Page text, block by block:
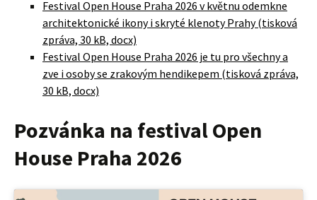
Festival Open House Praha 2026 v květnu odemkne
architektonické ikony i skryté klenoty Prahy (tisková
zpráva, 30 kB, docx)
Festival Open House Praha 2026 je tu pro všechny a
zve i osoby se zrakovým hendikepem (tisková zpráva,
30 kB, docx)
Pozvánka na festival Open
House Praha 2026